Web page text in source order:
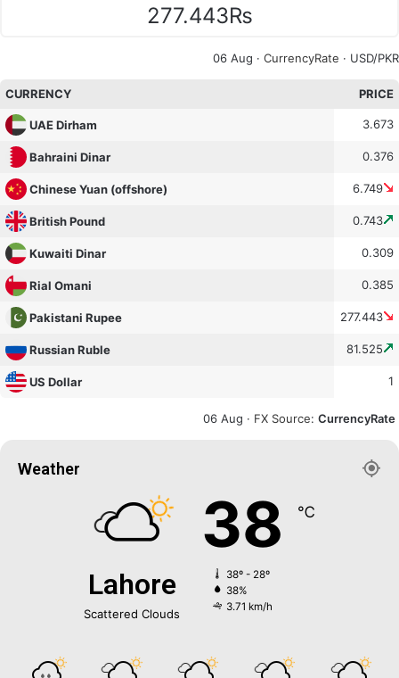
277.443₨
06 Aug · CurrencyRate · USD/PKR
CURRENCY PRICE
UAE Dirham 3.673
Bahraini Dinar 0.376
Chinese Yuan (offshore) 6.749
British Pound 0.743
Kuwaiti Dinar 0.309
Rial Omani 0.385
Pakistani Rupee 277.443
Russian Ruble 81.525
US Dollar 1
06 Aug · FX Source: CurrencyRate
Weather
Lahore
Scattered Clouds
38 ℃
38º - 28º
38%
3.71 km/h